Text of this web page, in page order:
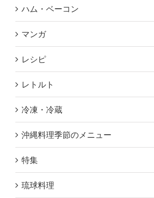
ハム・ベーコン
マンガ
レシピ
レトルト
冷凍・冷蔵
沖縄料理季節のメニュー
特集
琉球料理